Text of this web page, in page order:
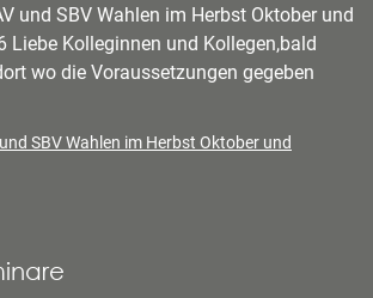
und SBV Wahlen im Herbst Oktober und
Liebe Kolleginnen und Kollegen,bald
wo die Voraussetzungen gegeben
SBV Wahlen im Herbst Oktober und